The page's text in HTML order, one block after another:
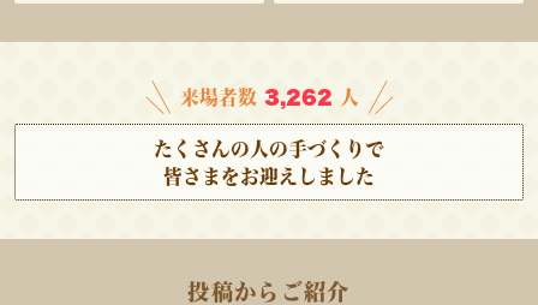
来場者数 3,262 人
たくさんの人の手づくりで
皆さまをお迎えしました
投稿からご紹介